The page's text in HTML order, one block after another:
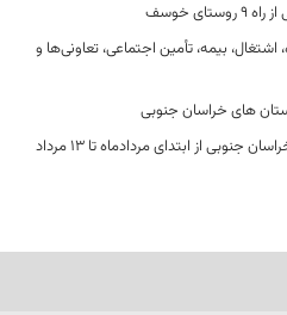
خوسف
بیمه، تأمین اجتماعی، تعاونی‌ها و
خادم موکب جهادی ثامن‌الحجج(ع) خراسان جنوبی از ابتدای مردادماه تا ۱۳ مرداد